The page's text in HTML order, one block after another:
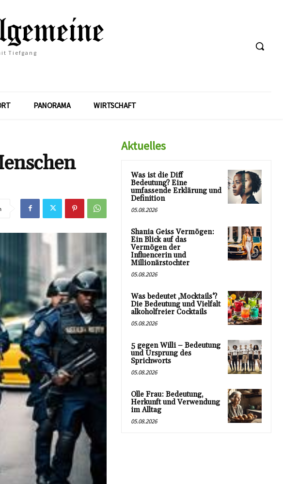
Tiefgang
PANORAMA WIRTSCHAFT
Aktuelles
Was ist die Diff
Bedeutung? Eine
umfassende Erklärung und
Definition
05.08.2026
Shania Geiss Vermögen:
Ein Blick auf das
Vermögen der
Influencerin und
Millionärstochter
05.08.2026
Was bedeutet ‚Mocktails‘?
Die Bedeutung und Vielfalt
alkoholfreier Cocktails
05.08.2026
5 gegen Willi – Bedeutung
und Ursprung des
Sprichworts
05.08.2026
Olle Frau: Bedeutung,
Herkunft und Verwendung
im Alltag
05.08.2026